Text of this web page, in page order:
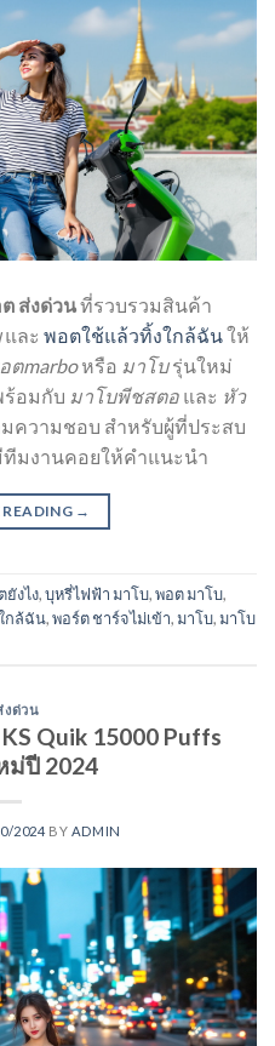
ส่งด่วนที่รวบรวมสินค้า
และ พอตใช้แล้วทิ้งใกล้ฉันให้
ตmarboหรือ มาโบรุ่นใหม่
อมกับ มาโบพีชสตอ และ หัว
ความชอบ สำหรับผู้ที่ประสบ
ทีมงานคอยให้คำแนะนำ
→
ยังไง,บุหรี่ไฟฟ้า มาโบ,พอต มาโบ,
กล้ฉัน,พอร์ต ชาร์จไม่เข้า,มาโบ,มาโบ
งด่วน
Quik 15000 Puffs
ม่ปี 2024
2024 BY ADMIN